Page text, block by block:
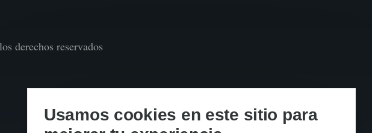
derechos reservados
Usamos cookies en este sitio para